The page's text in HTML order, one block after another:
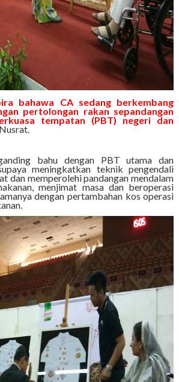
bahawa CA sedang berkembang
pertolongan rakan sepandangan
tempatan (PBT) negeri dan
bahu dengan PBT utama dan
meningkatkan teknik pengendali
dan memperolehi pandangan mendalam
menjimat masa dan beroperasi
dengan pertambahan kos operasi